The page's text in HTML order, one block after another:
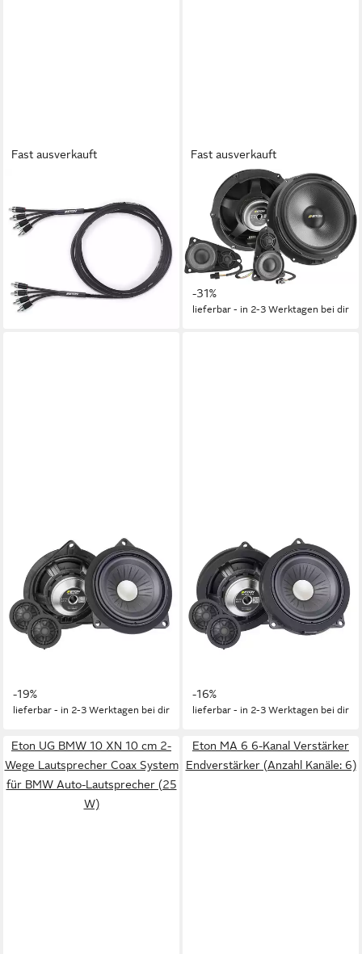
Fast ausverkauft
Eton RCA4P-55 4-Kanal-
Cinchkabel 5.5m Audio- &
Video-Kabel
UVP39,00 €
-10%
lieferbar - in 2-3 Werktagen bei dir
Fast ausverkauft
ETON
Eton VWT5-F32
Lautsprecher für VW T5
Auto-Lautsprecher
ab 387,03 € UVP559,00 €
19,22 €mtl. in 24 Raten
-31%
lieferbar - in 2-3 Werktagen bei dir
UG BMW 10 T 10 cm 2-Wege
Lautsprecher Komponenten
System für BMW Auto-
Lautsprecher
25 W Gesamtleistung
0 kg Gewicht
-19%
lieferbar - in 2-3 Werktagen bei dir
UG BMW 10 W 10 cm 2-
Wege Lautsprecher
Komponenten System für
BMW Auto-Lautsprecher
25 W Gesamtleistung
0 kg Gewicht
-16%
lieferbar - in 2-3 Werktagen bei dir
Eton UG BMW 10 XN 10 cm 2-
Wege Lautsprecher Coax System
für BMW Auto-Lautsprecher (25
W)
Eton MA 6 6-Kanal Verstärker
Endverstärker (Anzahl Kanäle: 6)